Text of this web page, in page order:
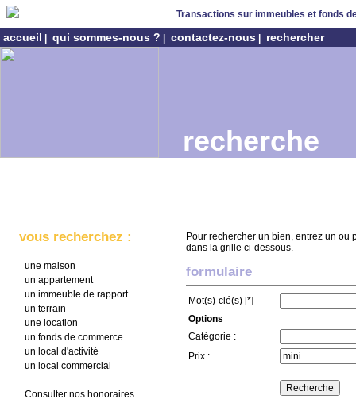
Transactions sur immeubles et fonds
accueil qui sommes-nous ? contactez-nous rechercher
recherche
vous recherchez :
une maison
un appartement
un immeuble de rapport
un terrain
une location
un fonds de commerce
un local d'activité
un local commercial
Consulter nos honoraires
Pour rechercher un bien, entrez un
dans la grille ci-dessous.
formulaire
Mot(s)-clé(s) [*]
Options
Catégorie :
Prix :